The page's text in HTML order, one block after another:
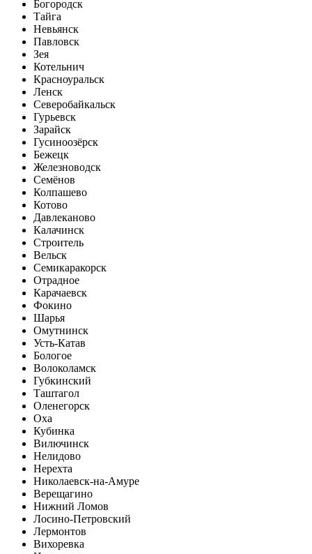
Богородск
Тайга
Невьянск
Павловск
Зея
Котельнич
Красноуральск
Ленск
Северобайкальск
Гурьевск
Зарайск
Гусиноозёрск
Бежецк
Железноводск
Семёнов
Колпашево
Котово
Давлеканово
Калачинск
Строитель
Вельск
Семикаракорск
Отрадное
Карачаевск
Фокино
Шарья
Омутнинск
Усть-Катав
Бологое
Волоколамск
Губкинский
Таштагол
Оленегорск
Оха
Кубинка
Вилючинск
Нелидово
Нерехта
Николаевск-на-Амуре
Верещагино
Нижний Ломов
Лосино-Петровский
Лермонтов
Вихоревка